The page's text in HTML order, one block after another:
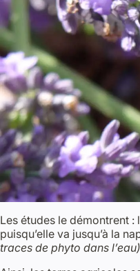
Les études le démontrent
puisqu’elle va jusqu’à la
traces de phyto dans l’eau)